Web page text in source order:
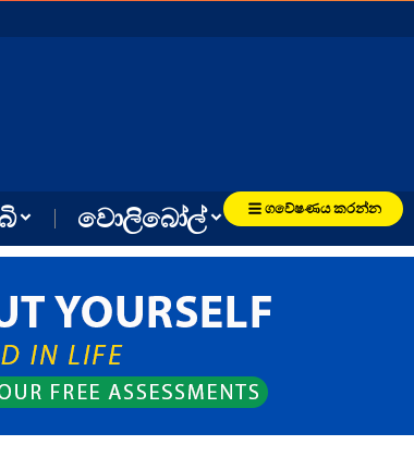
වොලිබෝල් ගවේෂණය කරන්න